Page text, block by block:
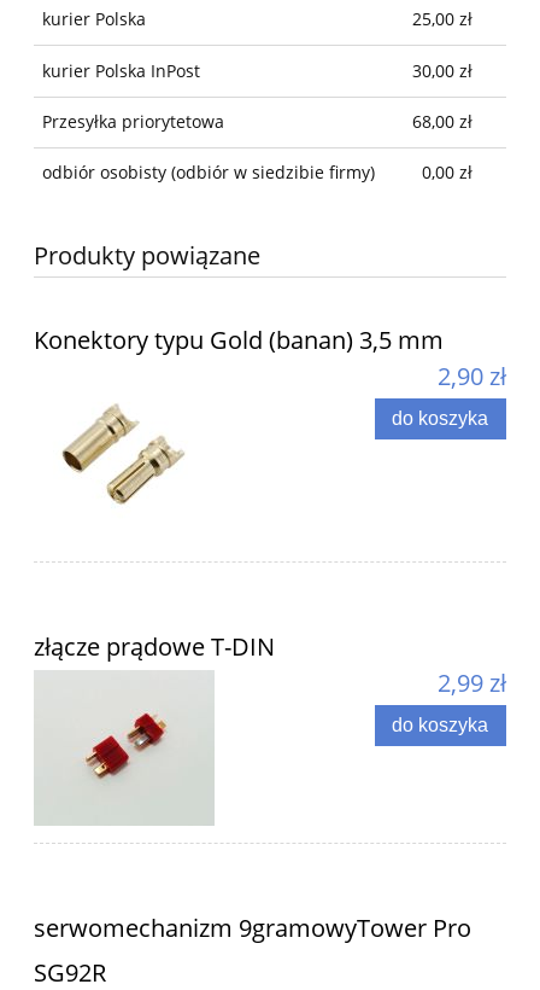
kurier Polska 25,00 zł
kurier Polska InPost 30,00 zł
Przesyłka priorytetowa 68,00 zł
odbiór osobisty (odbiór w siedzibie firmy) 0,00 zł
Produkty powiązane
Konektory typu Gold (banan) 3,5 mm
2,90 zł
do koszyka
złącze prądowe T-DIN
2,99 zł
do koszyka
serwomechanizm 9gramowyTower Pro
SG92R